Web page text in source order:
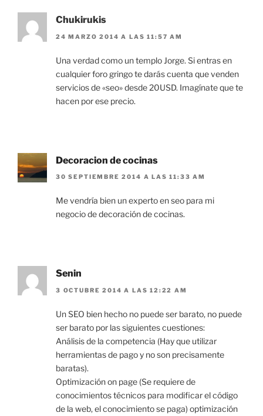
Chukirukis
24 MARZO 2014 A LAS 11:57 AM
Una verdad como un templo Jorge. Si entras en
cualquier foro gringo te darás cuenta que venden
servicios de «seo» desde 20USD. Imagínate que te
hacen por ese precio.
Decoracion de cocinas
30 SEPTIEMBRE 2014 A LAS 11:33 AM
Me vendría bien un experto en seo para mi
negocio de decoración de cocinas.
Senin
3 OCTUBRE 2014 A LAS 12:22 AM
Un SEO bien hecho no puede ser barato, no puede
ser barato por las siguientes cuestiones:
Análisis de la competencia (Hay que utilizar
herramientas de pago y no son precisamente
baratas).
Optimización on page (Se requiere de
conocimientos técnicos para modificar el código
de la web, el conocimiento se paga) optimización